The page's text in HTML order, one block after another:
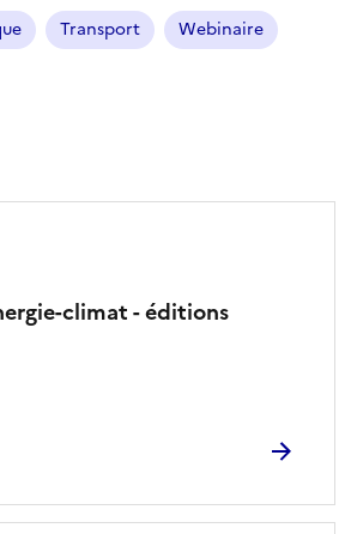
Transport Webinaire
climat - éditions